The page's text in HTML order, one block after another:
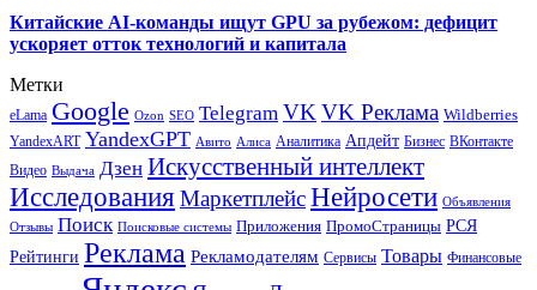
Китайские AI-команды ищут GPU за рубежом: дефицит
ускоряет отток технологий и капитала
Метки
eLama Google Ozon SEO Telegram VK VK Реклама Wildberries
YandexART YandexGPT Авито Алиса Аналитика Апдейт Бизнес ВКонтакте
Видео Выдача Дзен Искусственный интеллект
Исследования МаркетплейсНейросети Объявления
Отзывы Поиск Поисковые системы Приложения ПромоСтраницы РСЯ
Рейтинги Реклама Рекламодателям Сервисы Товары Финансовые